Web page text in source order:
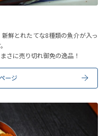
鮮とれたてな8種類の魚介が入っ
さに売り切れ御免の逸品！
ージ